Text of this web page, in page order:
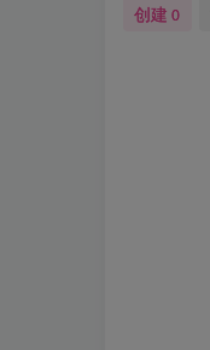
创建 0